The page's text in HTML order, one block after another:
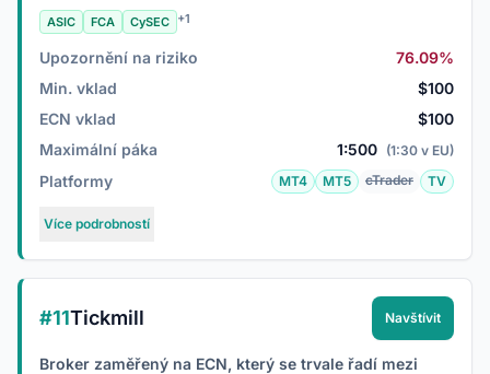
ASIC FCA CySEC +1
Upozornění na riziko
76.09%
Min. vklad
$100
ECN vklad
$100
Maximální páka
1:500 (1:30 v EU)
Platformy MT4 MT5 cTrader TV
Více podrobností
#11Tickmill Navštívit
Broker zaměřený na ECN, který se trvale řadí mezi